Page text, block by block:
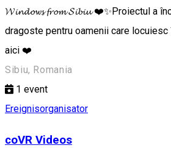
𝓦𝓲𝓷𝓭𝓸𝔀𝓼 𝓯𝓻𝓸𝓶 𝓢𝓲𝓫𝓲𝓾 ❤️✨Proiectul a
dragoste pentru oamenii care locuiesc
aici ❤️
Sibiu, Romania
1 event
Ereignisorganisator
coVR Videos